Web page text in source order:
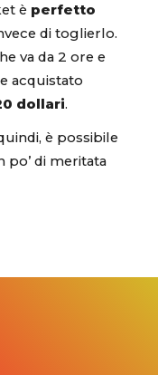
è perfetto
di toglierlo.
va da 2 ore e
acquistato
dollari.
è possibile
po’ di meritata